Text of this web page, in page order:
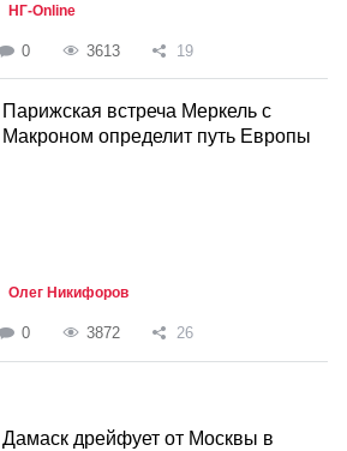
НГ-Online
0 3613 19
Парижская встреча Меркель с
Макроном определит путь Европы
Олег Никифоров
0 3872 26
Дамаск дрейфует от Москвы в